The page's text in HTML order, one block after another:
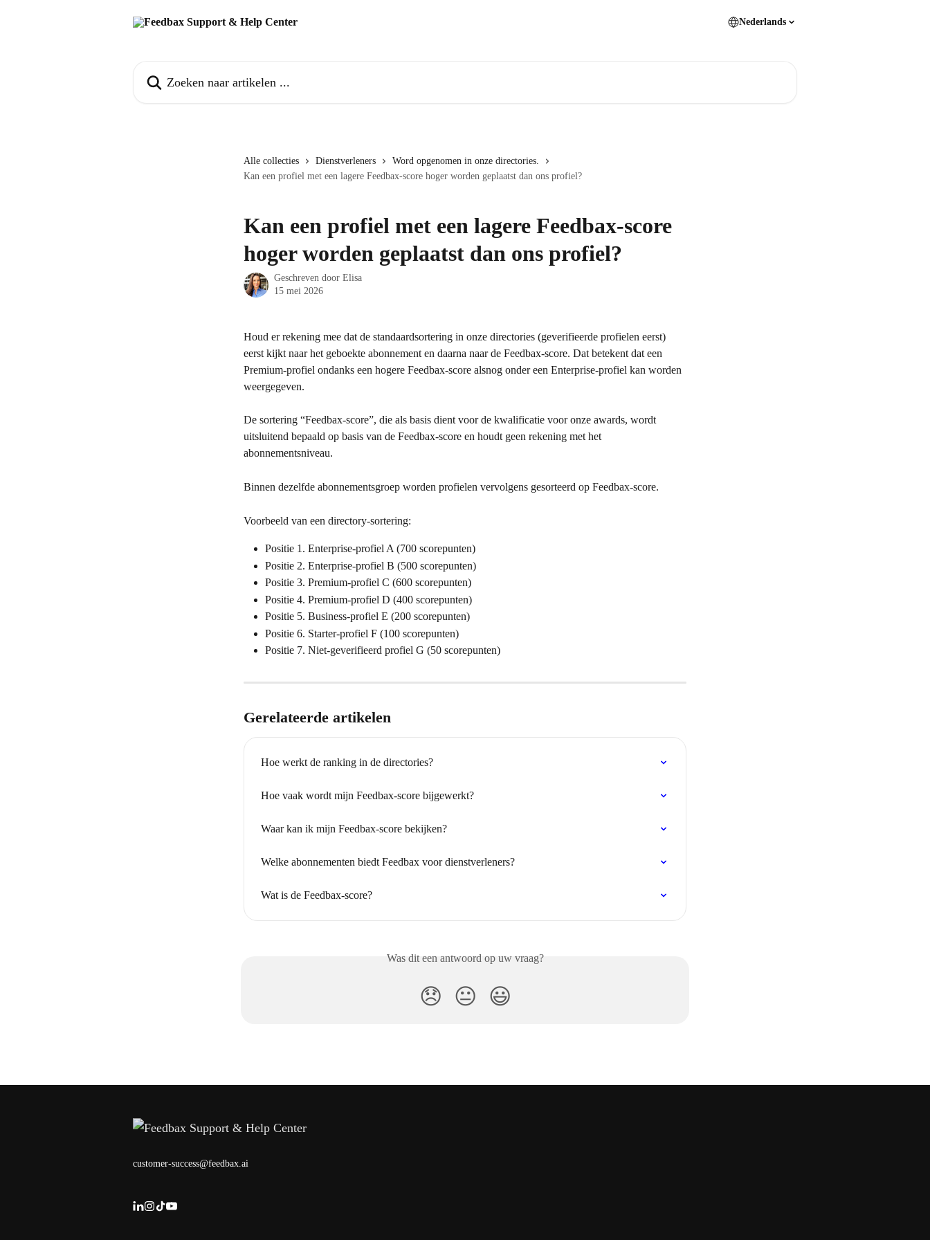
Nederlands
Alle collecties Dienstverleners
Word opgenomen in onze directories.
Kan een profiel met een lagere Feedbax-score hoger worden geplaatst dan ons profiel?
Kan een profiel met een lagere Feedbax-score
hoger worden geplaatst dan ons profiel?
Geschreven door Elisa
15 mei 2026
Houd er rekening mee dat de standaardsortering in onze directories (geverifieerde profielen eerst)
eerst kijkt naar het geboekte abonnement en daarna naar de Feedbax-score. Dat betekent dat een
Premium-profiel ondanks een hogere Feedbax-score alsnog onder een Enterprise-profiel kan worden
weergegeven.
De sortering “Feedbax-score”, die als basis dient voor de kwalificatie voor onze awards, wordt
uitsluitend bepaald op basis van de Feedbax-score en houdt geen rekening met het
abonnementsniveau.
Binnen dezelfde abonnementsgroep worden profielen vervolgens gesorteerd op Feedbax-score.
Voorbeeld van een directory-sortering:
Positie 1. Enterprise-profiel A (700 scorepunten)
Positie 2. Enterprise-profiel B (500 scorepunten)
Positie 3. Premium-profiel C (600 scorepunten)
Positie 4. Premium-profiel D (400 scorepunten)
Positie 5. Business-profiel E (200 scorepunten)
Positie 6. Starter-profiel F (100 scorepunten)
Positie 7. Niet-geverifieerd profiel G (50 scorepunten)
Gerelateerde artikelen
Hoe werkt de ranking in de directories?
Hoe vaak wordt mijn Feedbax-score bijgewerkt?
Waar kan ik mijn Feedbax-score bekijken?
Welke abonnementen biedt Feedbax voor dienstverleners?
Wat is de Feedbax-score?
Was dit een antwoord op uw vraag?
😞 😐 😃
customer-success@feedbax.ai